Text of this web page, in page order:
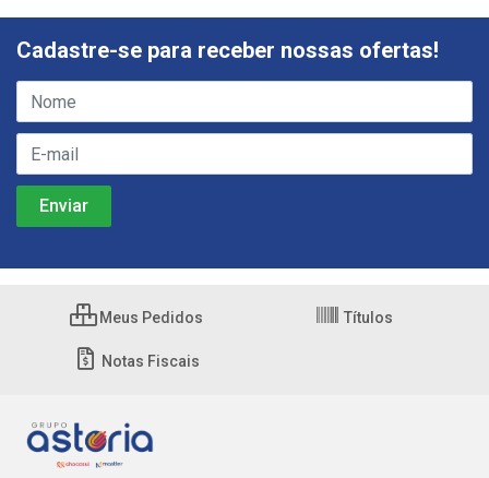
Cadastre-se para receber nossas ofertas!
Meus Pedidos Títulos
Notas Fiscais